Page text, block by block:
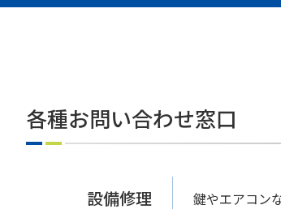
各種お問い合わせ窓口
設備修理 鍵やエアコン